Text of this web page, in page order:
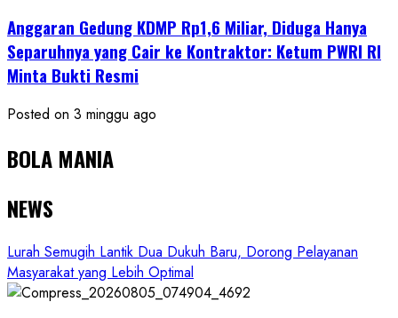
Anggaran Gedung KDMP Rp1,6 Miliar, Diduga Hanya
Separuhnya yang Cair ke Kontraktor: Ketum PWRI RI
Minta Bukti Resmi
Posted on 3 minggu ago
BOLA MANIA
NEWS
Lurah Semugih Lantik Dua Dukuh Baru, Dorong Pelayanan
Masyarakat yang Lebih Optimal